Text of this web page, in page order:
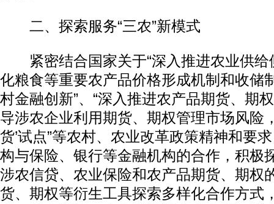
二、探索服务“三农”新模式
紧密结合国家关于“深入推进农业供给
化粮食等重要农产品价格形成机制和收储
村金融创新”、“深入推进农产品期货、期
导涉农企业利用期货、期权管理市场风险
货’试点”等农村、农业改革政策精神和要
构与保险、银行等金融机构的合作，积极
涉农信贷、农业保险和农产品期货、期权
货、期权等衍生工具探索多样化合作方式